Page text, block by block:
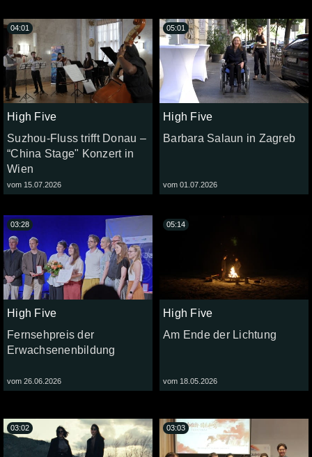
High Five
Suzhou-Fluss trifft Donau –
“China Stage" Konzert in
Wien
vom 15.07.2026
04:01
High Five
Barbara Salaun in Zagreb
vom 01.07.2026
05:01
High Five
Fernsehpreis der
Erwachsenenbildung
vom 26.06.2026
03:28
High Five
Am Ende der Lichtung
vom 18.05.2026
05:14
03:02 03:03